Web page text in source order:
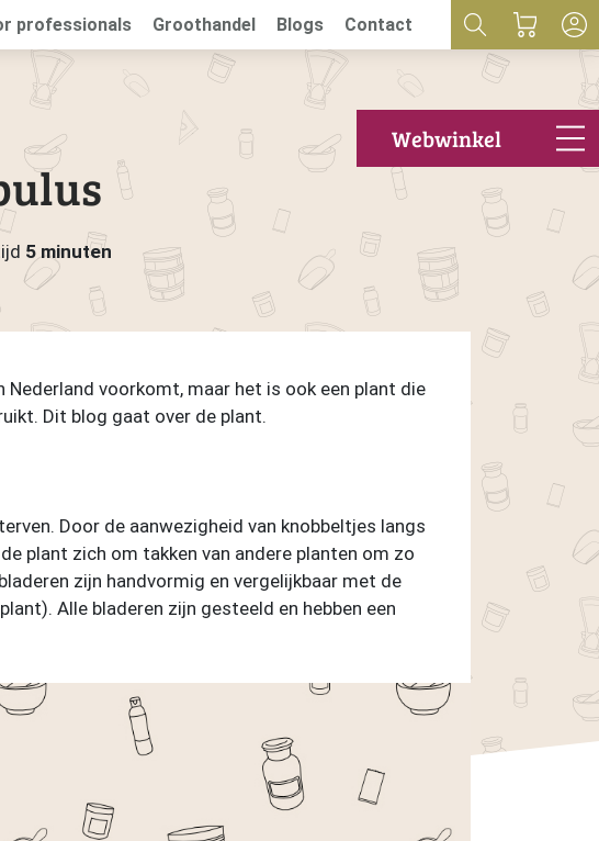
professionals Groothandel Blogs Contact
Webwinkel
5 minuten
Nederland voorkomt, maar het is ook een plant die
Dit blog gaat over de plant.
Door de aanwezigheid van knobbeltjes langs
plant zich om takken van andere planten om zo
zijn handvormig en vergelijkbaar met de
Alle bladeren zijn gesteeld en hebben een